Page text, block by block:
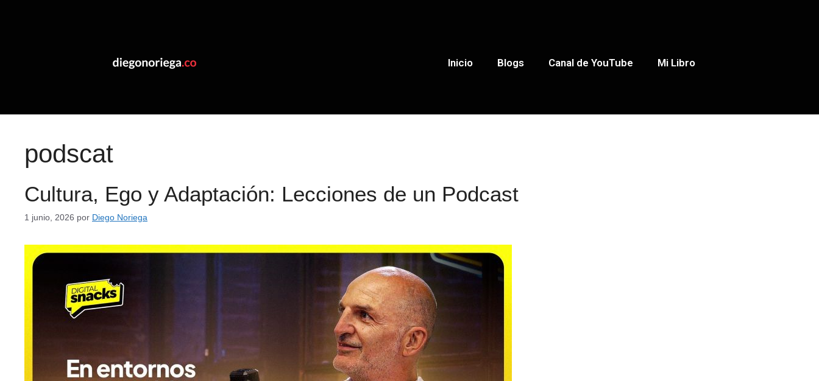
Inicio Blogs Canal de YouTube Mi Libro
podscat
Cultura, Ego y Adaptación: Lecciones de un Podcast
1 junio, 2026 por Diego Noriega